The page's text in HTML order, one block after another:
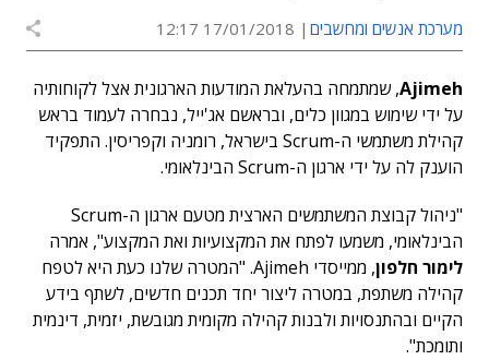
מערכת אנשים ומחשבים 17/01/2018 12:17
Ajimeh, שמתמחה בהעלאת המודעות הארגונית אצל לקוחותיה
על ידי שימוש במגוון כלים, ובראשם אג'ייל, נבחרה לעמוד בראש
קהילת משתמשי ה-Scrum בישראל, רומניה וקפריסין. התפקיד
הוענק לה על ידי ארגון ה-Scrum הבינלאומי.
"ניהול קבוצת המשתמשים הארצית מטעם ארגון ה-Scrum
הבינלאומי, משמעו לפתח את המקצועיות ואת המקצוע", אמרה
לימור חלפון
, ממייסדי Ajimeh. "המטרה שלנו כעת היא לטפח
קהילה משתפת, במטרה ליצור יחד תכנים חדשים, לשתף בידע
הקיים ובהתנסויות ולבנות קהילה מקומית מגובשת, יזמית, דינמית
ותומכת".